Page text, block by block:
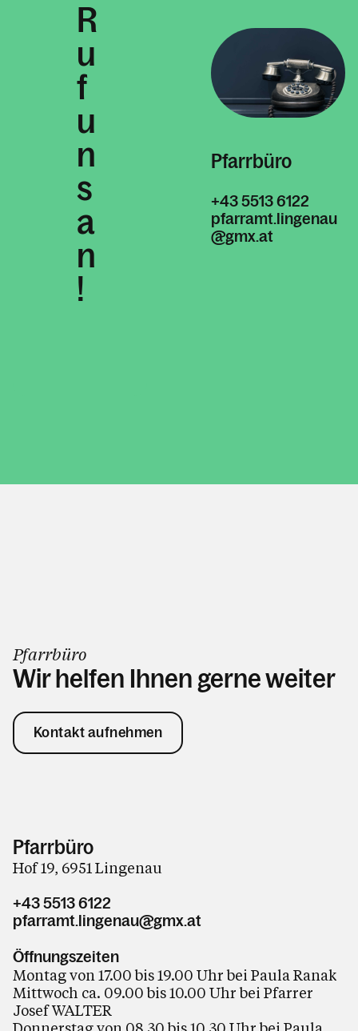
Pfarrbüro
+43 5513 6122
pfarramt.lingenau
@gmx.at
R
u
f
u
n
s
a
n
!
Pfarrbüro
Wir helfen Ihnen gerne weiter
Kontakt aufnehmen
Pfarrbüro
Hof 19, 6951 Lingenau
+43 5513 6122
pfarramt.lingenau@gmx.at
Öffnungszeiten
Montag von 17.00 bis 19.00 Uhr bei Paula Ranak
Mittwoch ca. 09.00 bis 10.00 Uhr bei Pfarrer
Josef WALTER